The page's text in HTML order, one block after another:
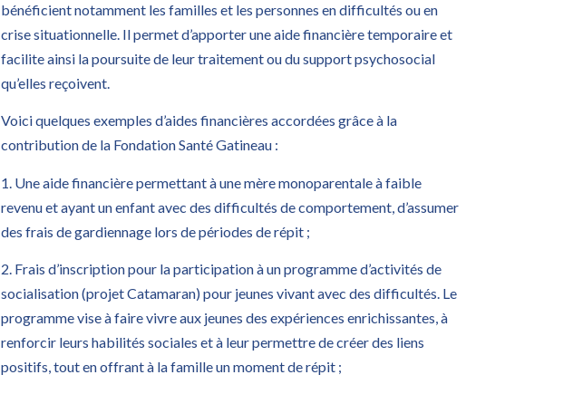
bénéficient notamment les familles et les personnes en difficultés ou en
crise situationnelle. Il permet d’apporter une aide financière temporaire et
facilite ainsi la poursuite de leur traitement ou du support psychosocial
qu’elles reçoivent.
Voici quelques exemples d’aides financières accordées grâce à la
contribution de la Fondation Santé Gatineau :
1. Une aide financière permettant à une mère monoparentale à faible
revenu et ayant un enfant avec des difficultés de comportement, d’assumer
des frais de gardiennage lors de périodes de répit ;
2. Frais d’inscription pour la participation à un programme d’activités de
socialisation (projet Catamaran) pour jeunes vivant avec des difficultés. Le
programme vise à faire vivre aux jeunes des expériences enrichissantes, à
renforcir leurs habilités sociales et à leur permettre de créer des liens
positifs, tout en offrant à la famille un moment de répit ;